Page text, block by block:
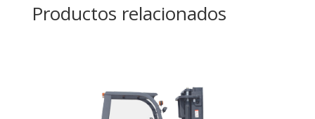
Productos relacionados